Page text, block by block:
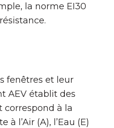
la norme EI30
fenêtres et leur
AEV établit des
correspond à la
à l’Air (A), l’Eau (E)